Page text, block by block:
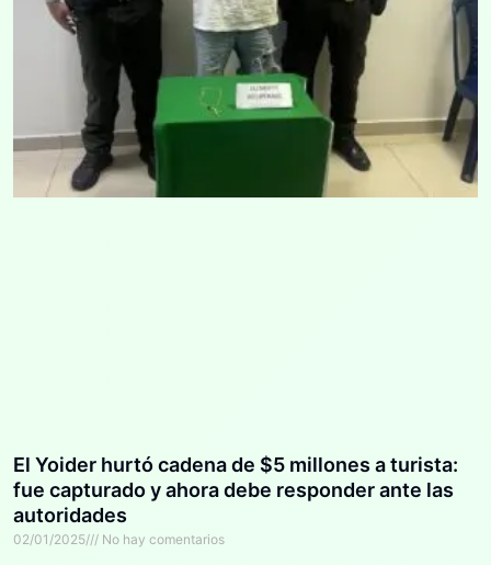
El Yoider hurtó cadena de $5 millones a turista:
fue capturado y ahora debe responder ante las
autoridades
02/01/2025 No hay comentarios